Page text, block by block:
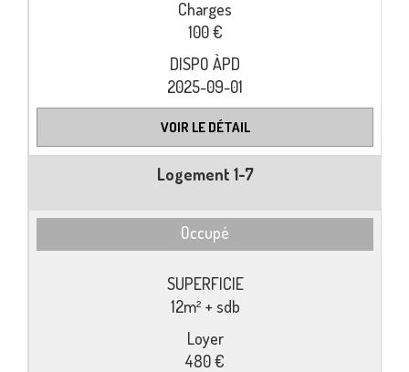
100 €
2025-09-01
VOIR LE DÉTAIL
Logement 1-7
Occupé
12m² + sdb
480 €